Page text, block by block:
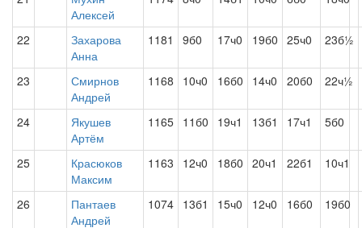
Алексей
22
Захарова
Анна
1181 9б0 17ч0 19б0 25ч0 23б½
23
Смирнов
Андрей
1168 10ч0 16б0 14ч0 20б0 22ч½
24
Якушев
Артём
1165 11б0 19ч1 13б1 17ч1 5б0
25
Красюков
Максим
1163 12ч0 18б0 20ч1 22б1 10ч1
26
Пантаев
Андрей
1074 13б1 15ч0 12ч0 16б0 19б0